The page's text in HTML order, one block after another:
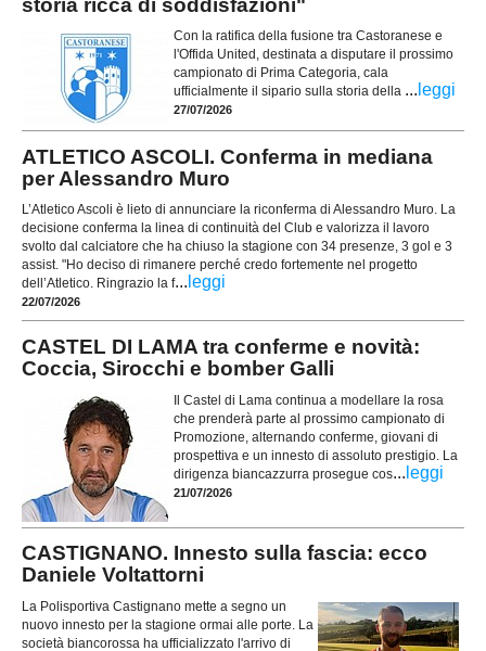
storia ricca di soddisfazioni"
Con la ratifica della fusione tra Castoranese e
l'Offida United, destinata a disputare il prossimo
campionato di Prima Categoria, cala
ufficialmente il sipario sulla storia della ... leggi
27/07/2026
ATLETICO ASCOLI. Conferma in mediana
per Alessandro Muro
L’Atletico Ascoli è lieto di annunciare la riconferma di Alessandro Muro. La
decisione conferma la linea di continuità del Club e valorizza il lavoro
svolto dal calciatore che ha chiuso la stagione con 34 presenze, 3 gol e 3
assist. "Ho deciso di rimanere perché credo fortemente nel progetto
dell’Atletico. Ringrazio la f... leggi
22/07/2026
CASTEL DI LAMA tra conferme e novità:
Coccia, Sirocchi e bomber Galli
Il Castel di Lama continua a modellare la rosa
che prenderà parte al prossimo campionato di
Promozione, alternando conferme, giovani di
prospettiva e un innesto di assoluto prestigio. La
dirigenza biancazzurra prosegue cos... leggi
21/07/2026
CASTIGNANO. Innesto sulla fascia: ecco
Daniele Voltattorni
La Polisportiva Castignano mette a segno un
nuovo innesto per la stagione ormai alle porte. La
società biancorossa ha ufficializzato l'arrivo di